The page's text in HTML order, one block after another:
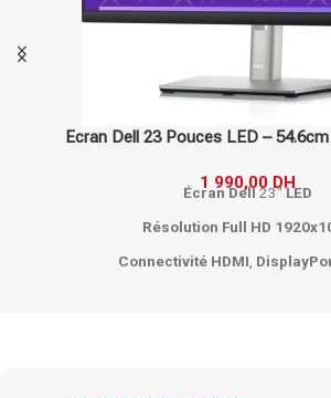
Ecran Dell 23 Pouces LED –
1 990,00 DH
Écran Dell23"LED
Résolution Full HD
Connectivité HDMI